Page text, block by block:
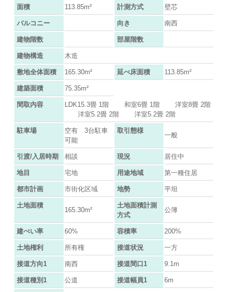
面積 113.85m² 計測方式 壁芯
バルコニー 向き 南西
建物階数 部屋階数
建物構造 木造
敷地全体面積 165.30m² 延べ床面積 113.85m²
建築面積 75.35m²
間取内容
LDK15.3畳 1階 和室6畳 1階 洋室8畳 2階
洋室5.2畳 2階 洋室5.2畳 2階
駐車場
空有 3台駐車
可能
取引態様
一般
引渡/入居時期 相談 現況 居住中
地目 宅地 用途地域 第一種住居
都市計画 市街化区域 地勢 平坦
土地面積
165.30m²
土地面積計測
方式
公簿
建ぺい率 60% 容積率 200%
土地権利 所有権 接道状況 一方
接道方向1 南西 接道間口1 9.1m
接道種別1 公道 接道幅員1 6m